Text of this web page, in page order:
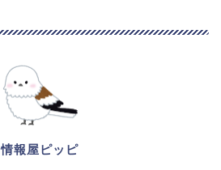
情報屋ピッピ